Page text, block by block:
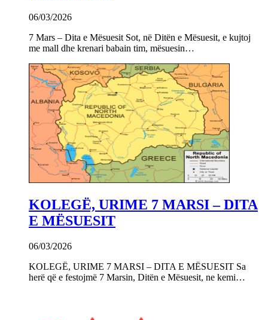
06/03/2026
7 Mars – Dita e Mësuesit Sot, në Ditën e Mësuesit, e kujtoj
me mall dhe krenari babain tim, mësuesin…
KOLEGË, URIME 7 MARSI – DITA
E MËSUESIT
06/03/2026
KOLEGË, URIME 7 MARSI – DITA E MËSUESIT Sa
herë që e festojmë 7 Marsin, Ditën e Mësuesit, ne kemi…